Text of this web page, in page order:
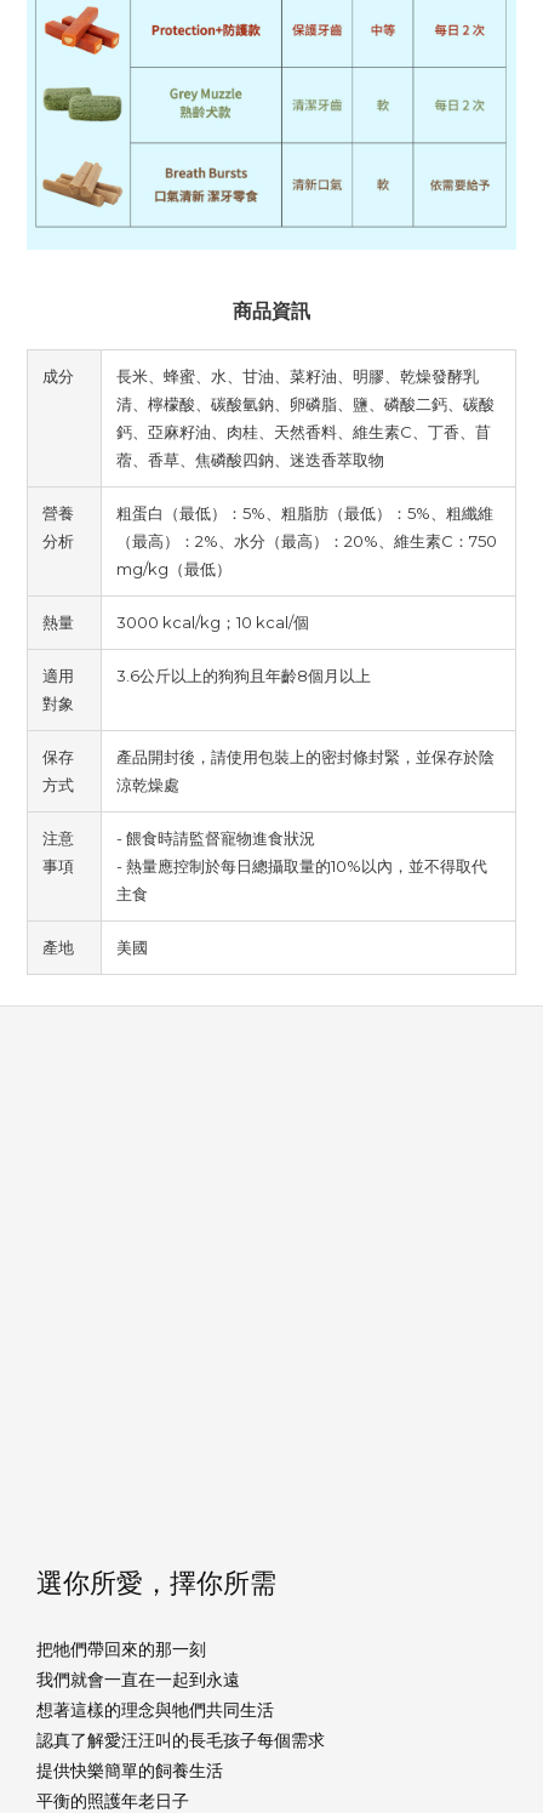
商品資訊
成分
長米、蜂蜜、水、甘油、菜籽油、明膠、乾燥發酵乳
清、檸檬酸、碳酸氫鈉、卵磷脂、鹽、磷酸二鈣、碳酸
鈣、亞麻籽油、肉桂、天然香料、維生素C、丁香、苜
蓿、香草、焦磷酸四鈉、迷迭香萃取物
營養
分析
粗蛋白（最低）：5%、粗脂肪（最低）：5%、粗纖維
（最高）：2%、水分（最高）：20%、維生素C：750
mg/kg（最低）
熱量 3000 kcal/kg；10 kcal/個
適用
對象
3.6公斤以上的狗狗且年齡8個月以上
保存
方式
產品開封後，請使用包裝上的密封條封緊，並保存於陰
涼乾燥處
注意
事項
- 餵食時請監督寵物進食狀況
- 熱量應控制於每日總攝取量的10%以內，並不得取代
主食
產地 美國
選你所愛，擇你所需
把牠們帶回來的那一刻
我們就會一直在一起到永遠
想著這樣的理念與牠們共同生活
認真了解愛汪汪叫的長毛孩子每個需求
提供快樂簡單的飼養生活
平衡的照護年老日子